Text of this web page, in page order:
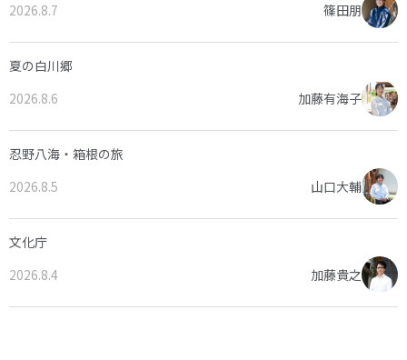
2026.8.7
篠田朋
夏の白川郷
2026.8.6
加藤有海子
忍野八海・箱根の旅
2026.8.5
山口大輔
文化庁
2026.8.4
加藤貴之